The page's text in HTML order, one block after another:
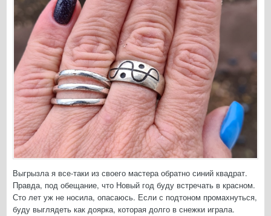
Выгрызла я все-таки из своего мастера обратно синий квадрат.
Правда, под обещание, что Новый год буду встречать в красном.
Сто лет уж не носила, опасаюсь. Если с подтоном промахнуться,
буду выглядеть как доярка, которая долго в снежки играла.